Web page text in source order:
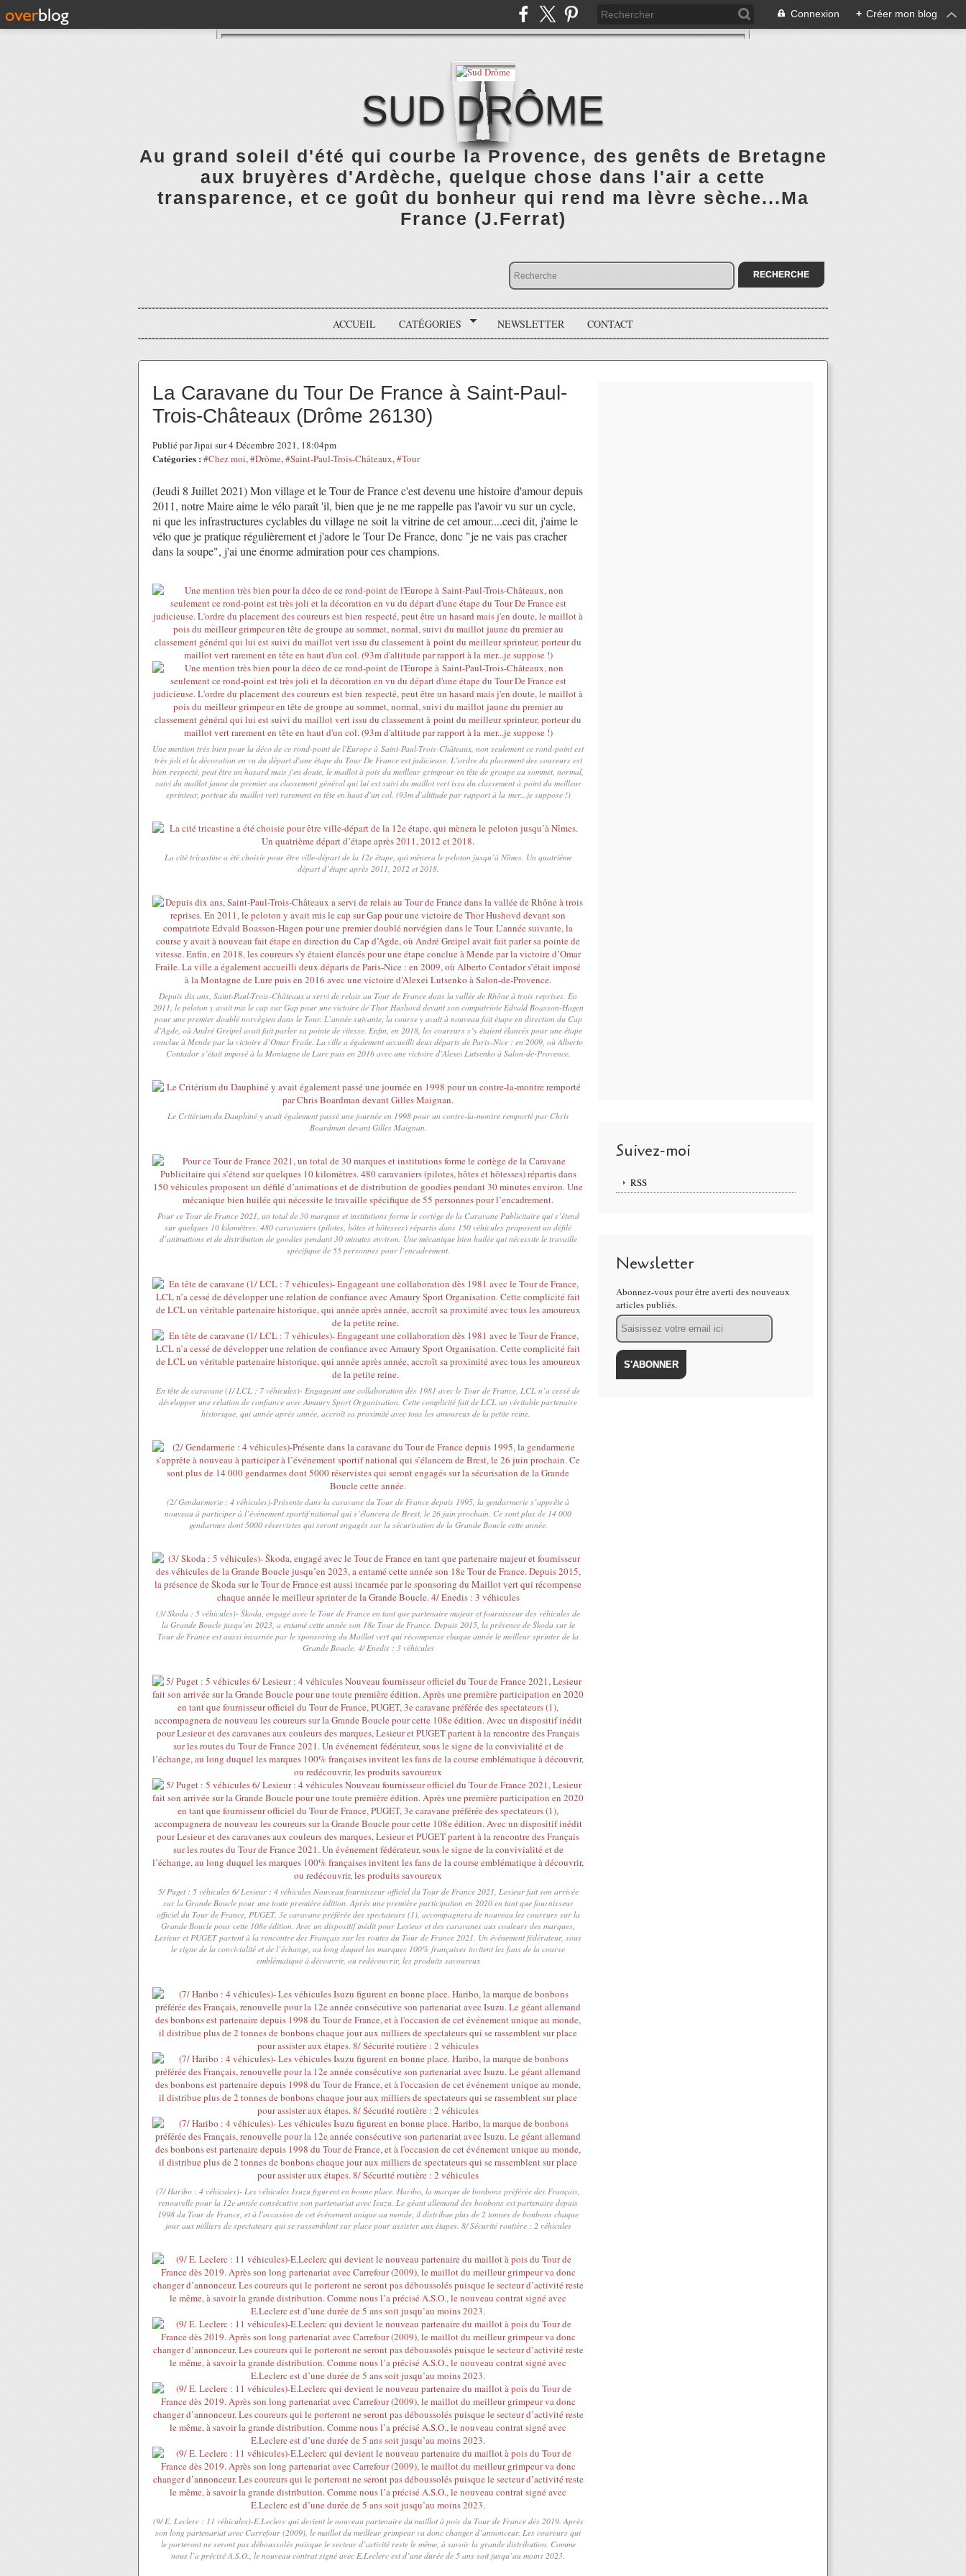
Connexion + Créer mon blog
SUD DRÔME
Au grand soleil d'été qui courbe la Provence, des genêts de Bretagne
aux bruyères d'Ardèche, quelque chose dans l'air a cette
transparence, et ce goût du bonheur qui rend ma lèvre sèche...Ma
France (J.Ferrat)
ACCUEIL CATÉGORIES NEWSLETTER CONTACT
La Caravane du Tour De France à Saint-Paul-
Trois-Châteaux (Drôme 26130)
Publié par Jipai sur 4 Décembre 2021, 18:04pm
Catégories : #Chez moi,#Drôme,#Saint-Paul-Trois-Châteaux,#Tour
(Jeudi 8 Juillet 2021) Mon village et le Tour de France c'est devenu une histoire d'amour depuis
2011, notre Maire aime le vélo paraît 'il, bien que je ne me rappelle pas l'avoir vu sur un cycle,
ni que les infrastructures cyclables du village ne soit la vitrine de cet amour....ceci dit, j'aime le
vélo que je pratique régulièrement et j'adore le Tour De France, donc "je ne vais pas cracher
dans la soupe", j'ai une énorme admiration pour ces champions.
Une mention très bien pour la déco de ce rond-point de l'Europe à Saint-Paul-Trois-Châteaux, non seulement ce rond-point est
très joli et la décoration en vu du départ d'une étape du Tour De France est judicieuse. L'ordre du placement des coureurs est
bien respecté, peut être un hasard mais j'en doute, le maillot à pois du meilleur grimpeur en tête de groupe au sommet, normal,
suivi du maillot jaune du premier au classement général qui lui est suivi du maillot vert issu du classement à point du meilleur
sprinteur, porteur du maillot vert rarement en tête en haut d'un col. (93m d'altitude par rapport à la mer...je suppose !)
La cité tricastine a été choisie pour être ville-départ de la 12e étape, qui mènera le peloton jusqu’à Nîmes. Un quatrième
départ d’étape après 2011, 2012 et 2018.
Depuis dix ans, Saint-Paul-Trois-Châteaux a servi de relais au Tour de France dans la vallée de Rhône à trois reprises. En
2011, le peloton y avait mis le cap sur Gap pour une victoire de Thor Hushovd devant son compatriote Edvald Boasson-Hagen
pour une premier doublé norvégien dans le Tour. L’année suivante, la course y avait à nouveau fait étape en direction du Cap
d’Agde, où André Greipel avait fait parler sa pointe de vitesse. Enfin, en 2018, les coureurs s’y étaient élancés pour une étape
conclue à Mende par la victoire d’Omar Fraile. La ville a également accueilli deux départs de Paris-Nice : en 2009, où Alberto
Contador s’était imposé à la Montagne de Lure puis en 2016 avec une victoire d’Alexei Lutsenko à Salon-de-Provence.
Le Critérium du Dauphiné y avait également passé une journée en 1998 pour un contre-la-montre remporté par Chris
Boardman devant Gilles Maignan.
Pour ce Tour de France 2021, un total de 30 marques et institutions forme le cortège de la Caravane Publicitaire qui s’étend
sur quelques 10 kilomètres. 480 caravaniers (pilotes, hôtes et hôtesses) répartis dans 150 véhicules proposent un défilé
d’animations et de distribution de goodies pendant 30 minutes environ. Une mécanique bien huilée qui nécessite le travaille
spécifique de 55 personnes pour l’encadrement.
En tête de caravane (1/ LCL : 7 véhicules)- Engageant une collaboration dès 1981 avec le Tour de France, LCL n’a cessé de
développer une relation de confiance avec Amaury Sport Organisation. Cette complicité fait de LCL un véritable partenaire
historique, qui année après année, accroît sa proximité avec tous les amoureux de la petite reine.
(2/ Gendarmerie : 4 véhicules)-Présente dans la caravane du Tour de France depuis 1995, la gendarmerie s’apprête à
nouveau à participer à l’événement sportif national qui s’élancera de Brest, le 26 juin prochain. Ce sont plus de 14 000
gendarmes dont 5000 réservistes qui seront engagés sur la sécurisation de la Grande Boucle cette année.
(3/ Skoda : 5 véhicules)- Škoda, engagé avec le Tour de France en tant que partenaire majeur et fournisseur des véhicules de
la Grande Boucle jusqu’en 2023, a entamé cette année son 18e Tour de France. Depuis 2015, la présence de Škoda sur le
Tour de France est aussi incarnée par le sponsoring du Maillot vert qui récompense chaque année le meilleur sprinter de la
Grande Boucle. 4/ Enedis : 3 véhicules
5/ Puget : 5 véhicules 6/ Lesieur : 4 véhicules Nouveau fournisseur officiel du Tour de France 2021, Lesieur fait son arrivée
sur la Grande Boucle pour une toute première édition. Après une première participation en 2020 en tant que fournisseur
officiel du Tour de France, PUGET, 3e caravane préférée des spectateurs (1), accompagnera de nouveau les coureurs sur la
Grande Boucle pour cette 108e édition. Avec un dispositif inédit pour Lesieur et des caravanes aux couleurs des marques,
Lesieur et PUGET partent à la rencontre des Français sur les routes du Tour de France 2021. Un événement fédérateur, sous
le signe de la convivialité et de l’échange, au long duquel les marques 100% françaises invitent les fans de la course
emblématique à découvrir, ou redécouvrir, les produits savoureux
(7/ Haribo : 4 véhicules)- Les véhicules Isuzu figurent en bonne place. Haribo, la marque de bonbons préférée des Français,
renouvelle pour la 12e année consécutive son partenariat avec Isuzu. Le géant allemand des bonbons est partenaire depuis
1998 du Tour de France, et à l'occasion de cet événement unique au monde, il distribue plus de 2 tonnes de bonbons chaque
jour aux milliers de spectateurs qui se rassemblent sur place pour assister aux étapes. 8/ Sécurité routière : 2 véhicules
(9/ E. Leclerc : 11 véhicules)-E.Leclerc qui devient le nouveau partenaire du maillot à pois du Tour de France dès 2019. Après
son long partenariat avec Carrefour (2009), le maillot du meilleur grimpeur va donc changer d’annonceur. Les coureurs qui
le porteront ne seront pas déboussolés puisque le secteur d’activité reste le même, à savoir la grande distribution. Comme
nous l’a précisé A.S.O., le nouveau contrat signé avec E.Leclerc est d’une durée de 5 ans soit jusqu’au moins 2023.
Suivez-moi
RSS
Newsletter
Abonnez-vous pour être averti des nouveaux
articles publiés.
Email